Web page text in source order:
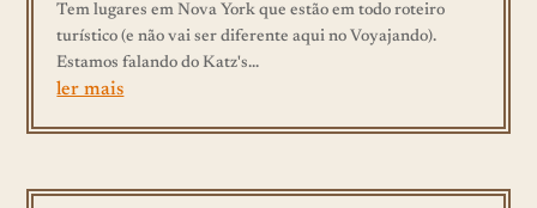
Tem lugares em Nova York que estão em todo roteiro
turístico (e não vai ser diferente aqui no Voyajando).
Estamos falando do Katz's...
ler mais